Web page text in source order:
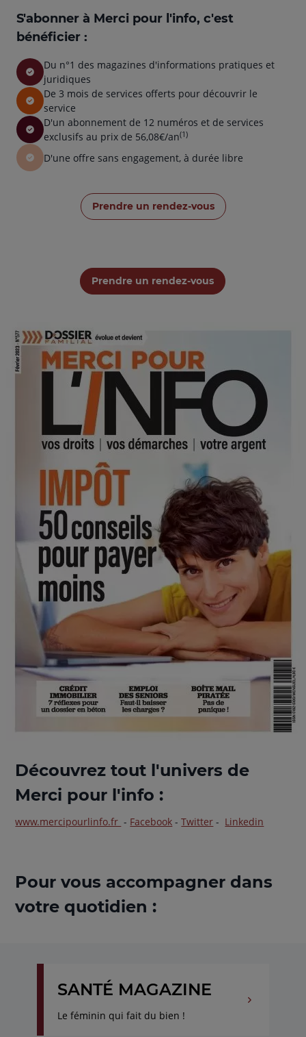
S'abonner à Merci pour l'info, c'est
bénéficier :
Du n°1 des magazines d'informations pratiques et
juridiques
De 3 mois de services offerts pour découvrir le
service
D'un abonnement de 12 numéros et de services
exclusifs au prix de 56,08€/an(1)
D'une offre sans engagement, à durée libre
Prendre un rendez-vous
Prendre un rendez-vous
Découvrez tout l'univers de
Merci pour l'info :
www.mercipourlinfo.fr - Facebook -Twitter - Linkedin
Pour vous accompagner dans
votre quotidien :
SANTÉ MAGAZINE
Le féminin qui fait du bien !